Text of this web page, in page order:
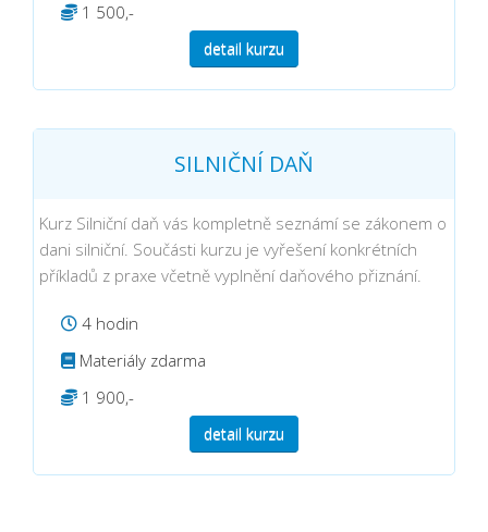
1 500,-
detail kurzu
SILNIČNÍ DAŇ
Kurz Silniční daň vás kompletně seznámí se zákonem o
dani silniční. Součásti kurzu je vyřešení konkrétních
příkladů z praxe včetně vyplnění daňového přiznání.
4 hodin
Materiály zdarma
1 900,-
detail kurzu